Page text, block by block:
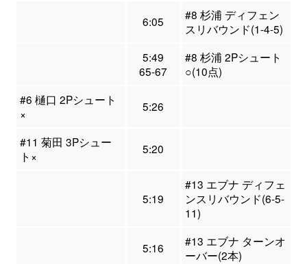
6:05
#8 杉浦 ディフェン
スリバウンド(1-4-5)
5:49
65-67
#8 杉浦 2Pシュート
○(10点)
#6 樋口 2Pシュート
×
5:26
#11 菊田 3Pシュー
ト×
5:20
5:19
#13 エブナ ディフェ
ンスリバウンド(6-5-
11)
5:16
#13 エブナ ターンオ
ーバー(2本)